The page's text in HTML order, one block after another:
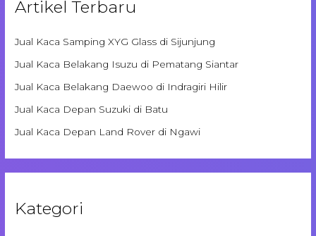
Artikel Terbaru
Jual Kaca Samping XYG Glass di Sijunjung
Jual Kaca Belakang Isuzu di Pematang Siantar
Jual Kaca Belakang Daewoo di Indragiri Hilir
Jual Kaca Depan Suzuki di Batu
Jual Kaca Depan Land Rover di Ngawi
Kategori